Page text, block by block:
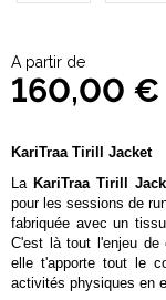
A partir de
160,00 €
KariTraa Tirill Jacket
La KariTraa Tirill
pour les sessions de
fabriquée avec un
C'est là tout l'enjeu de
elle t'apporte tout le
activités physiques en